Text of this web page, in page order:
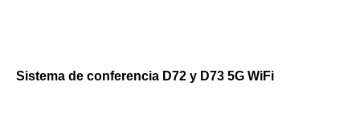
Sistema de conferencia D72 y D73 5G WiFi